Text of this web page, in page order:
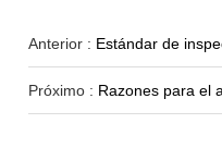
Anterior : Estándar de inspección de
Próximo : Razones para el